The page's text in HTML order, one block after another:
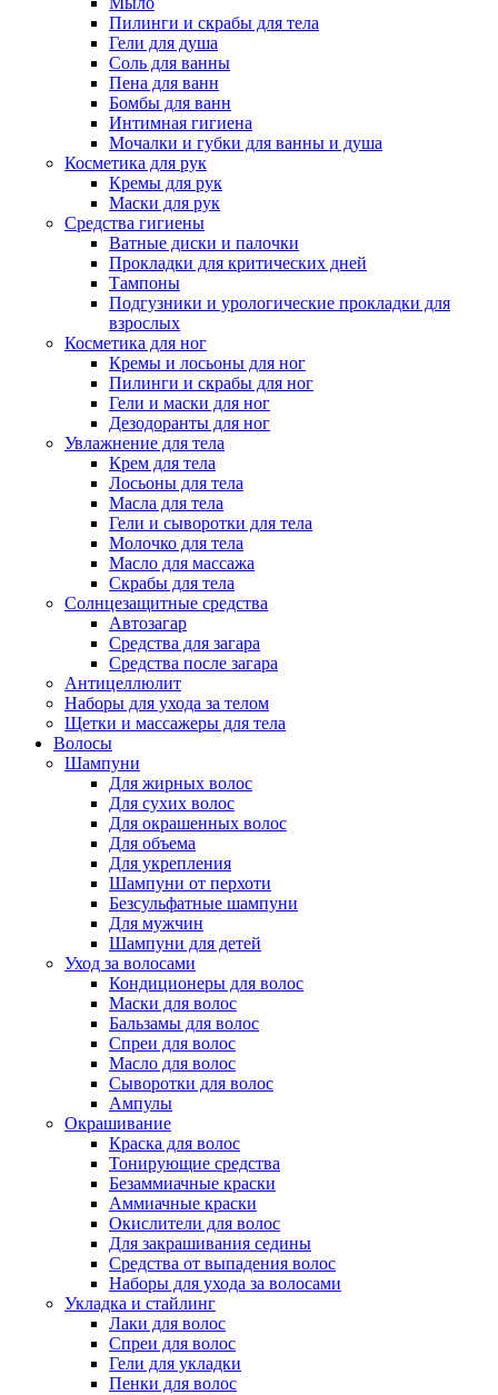
Пилинги и скрабы для тела
Гели для душа
Соль для ванны
Пена для ванн
Бомбы для ванн
Интимная гигиена
Мочалки и губки для ванны и душа
Косметика для рук
Кремы для рук
Маски для рук
Средства гигиены
Ватные диски и палочки
Прокладки для критических дней
Тампоны
Подгузники и урологические прокладки для
взрослых
Косметика для ног
Кремы и лосьоны для ног
Пилинги и скрабы для ног
Гели и маски для ног
Дезодоранты для ног
Увлажнение для тела
Крем для тела
Лосьоны для тела
Масла для тела
Гели и сыворотки для тела
Молочко для тела
Масло для массажа
Скрабы для тела
Солнцезащитные средства
Автозагар
Средства для загара
Средства после загара
Антицеллюлит
Наборы для ухода за телом
Щетки и массажеры для тела
Волосы
Шампуни
Для жирных волос
Для сухих волос
Для окрашенных волос
Для объема
Для укрепления
Шампуни от перхоти
Безсульфатные шампуни
Для мужчин
Шампуни для детей
Уход за волосами
Кондиционеры для волос
Маски для волос
Бальзамы для волос
Спреи для волос
Масло для волос
Сыворотки для волос
Ампулы
Окрашивание
Краска для волос
Тонирующие средства
Безаммиачные краски
Аммиачные краски
Окислители для волос
Для закрашивания седины
Средства от выпадения волос
Наборы для ухода за волосами
Укладка и стайлинг
Лаки для волос
Спреи для волос
Гели для укладки
Пенки для волос